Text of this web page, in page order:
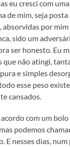
eu cresci com
de mim, seja
por mim
sido um
ser honesto. Eu
não atingi,
e simples
esse peso
cansados.
com um
podemos
E nesses dias,